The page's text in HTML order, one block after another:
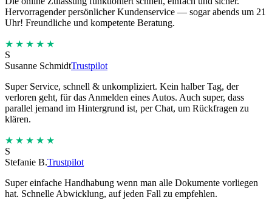
Hervorragender persönlicher Kundenservice — sogar abends um 21
Uhr! Freundliche und kompetente Beratung.
★★★★★
S
Susanne SchmidtTrustpilot
Super Service, schnell & unkompliziert. Kein halber Tag, der
verloren geht, für das Anmelden eines Autos. Auch super, dass
parallel jemand im Hintergrund ist, per Chat, um Rückfragen zu
klären.
★★★★★
S
Stefanie B.Trustpilot
Super einfache Handhabung wenn man alle Dokumente vorliegen
hat. Schnelle Abwicklung, auf jeden Fall zu empfehlen.